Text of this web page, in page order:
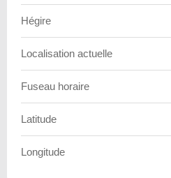
Hégire
Localisation actuelle
Fuseau horaire
Latitude
Longitude